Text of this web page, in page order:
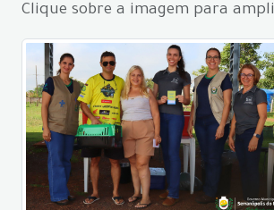
Clique sobre a imagem para